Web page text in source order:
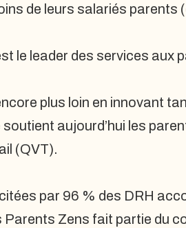
de leurs salariés parents
le leader des services aux
plus loin en innovant
aujourd’hui les
(QVT).
par 96 % des DRH
Zens fait partie du